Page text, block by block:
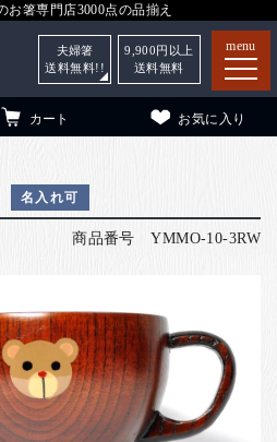
お箸専門店3000点の品揃え
menu
カート お気に入り
夫婦箸
送料無料!!
9,900 円以上
送料無料
名入れ可
商品番号 YMMO-10-3RW